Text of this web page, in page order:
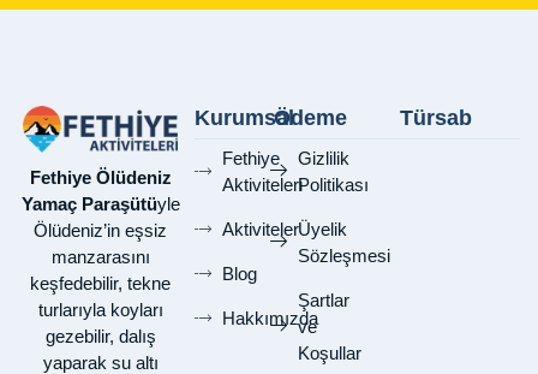
Fethiye Ölüdeniz
Yamaç Paraşütüyle
Ölüdeniz’in eşsiz
manzarasını
keşfedebilir, tekne
turlarıyla koyları
gezebilir, dalış
yaparak su altı
Kurumsal
Fethiye
Aktiviteleri
Aktiviteler
Blog
Hakkımızda
Ödeme
Gizlilik
Politikası
Üyelik
Sözleşmesi
Şartlar
ve
Koşullar
Türsab